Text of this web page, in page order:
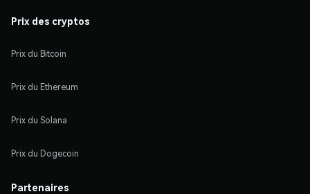
Prix des cryptos
Prix du Bitcoin
Prix du Ethereum
Prix du Solana
Prix du Dogecoin
Partenaires